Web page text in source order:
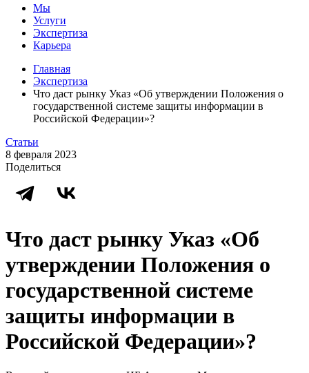
Мы
Услуги
Экспертиза
Карьера
Главная
Экспертиза
Что даст рынку Указ «Об утверждении Положения о
государственной системе защиты информации в
Российской Федерации»?
Статьи
8 февраля 2023
Поделиться
Что даст рынку Указ «Об
утверждении Положения о
государственной системе
защиты информации в
Российской Федерации»?